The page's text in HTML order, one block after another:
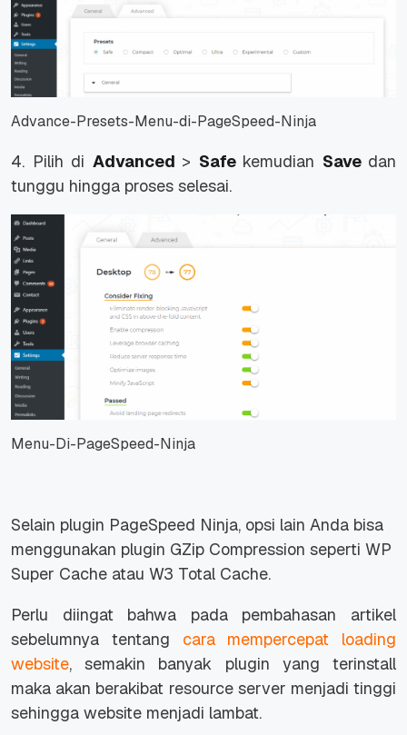
Advance-Presets-Menu-di-PageSpeed-Ninja
4. Pilih di Advanced > Safe kemudian Save dan
tunggu hingga proses selesai.
Menu-Di-PageSpeed-Ninja
Selain plugin PageSpeed Ninja, opsi lain Anda bisa
menggunakan plugin GZip Compression seperti WP
Super Cache atau W3 Total Cache.
Perlu diingat bahwa pada pembahasan artikel
sebelumnya tentang cara mempercepat loading
website, semakin banyak plugin yang terinstall
maka akan berakibat resource server menjadi tinggi
sehingga website menjadi lambat.